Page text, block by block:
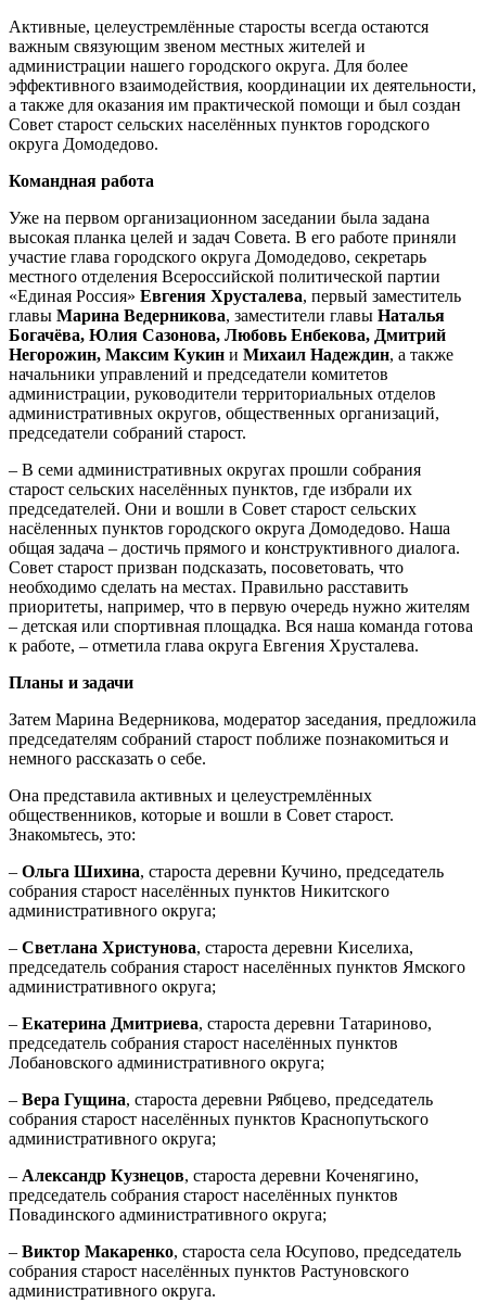
Активные, целеустремлённые старосты всегда остаются
важным связующим звеном местных жителей и
администрации нашего городского округа. Для более
эффективного взаимодействия, координации их деятельности,
а также для оказания им практической помощи и был создан
Совет старост сельских населённых пунктов городского
округа Домодедово.
Командная работа
Уже на первом организационном заседании была задана
высокая планка целей и задач Совета. В его работе приняли
участие глава городского округа Домодедово, секретарь
местного отделения Всероссийской политической партии
«Единая Россия» Евгения Хрусталева, первый заместитель
главы Марина Ведерникова, заместители главы Наталья
Богачёва, Юлия Сазонова, Любовь Енбекова, Дмитрий
Негорожин, Максим Кукин и Михаил Надеждин, а также
начальники управлений и председатели комитетов
администрации, руководители территориальных отделов
административных округов, общественных организаций,
председатели собраний старост.
– В семи административных округах прошли собрания
старост сельских населённых пунктов, где избрали их
председателей. Они и вошли в Совет старост сельских
насёленных пунктов городского округа Домодедово. Наша
общая задача – достичь прямого и конструктивного диалога.
Совет старост призван подсказать, посоветовать, что
необходимо сделать на местах. Правильно расставить
приоритеты, например, что в первую очередь нужно жителям
– детская или спортивная площадка. Вся наша команда готова
к работе, – отметила глава округа Евгения Хрусталева.
Планы и задачи
Затем Марина Ведерникова, модератор заседания, предложила
председателям собраний старост поближе познакомиться и
немного рассказать о себе.
Она представила активных и целеустремлённых
общественников, которые и вошли в Совет старост.
Знакомьтесь, это:
– Ольга Шихина, староста деревни Кучино, председатель
собрания старост населённых пунктов Никитского
административного округа;
– Светлана Христунова, староста деревни Киселиха,
председатель собрания старост населённых пунктов Ямского
административного округа;
– Екатерина Дмитриева, староста деревни Татариново,
председатель собрания старост населённых пунктов
Лобановского административного округа;
– Вера Гущина, староста деревни Рябцево, председатель
собрания старост населённых пунктов Краснопутьского
административного округа;
– Александр Кузнецов, староста деревни Коченягино,
председатель собрания старост населённых пунктов
Повадинского административного округа;
– Виктор Макаренко, староста села Юсупово, председатель
собрания старост населённых пунктов Растуновского
административного округа.